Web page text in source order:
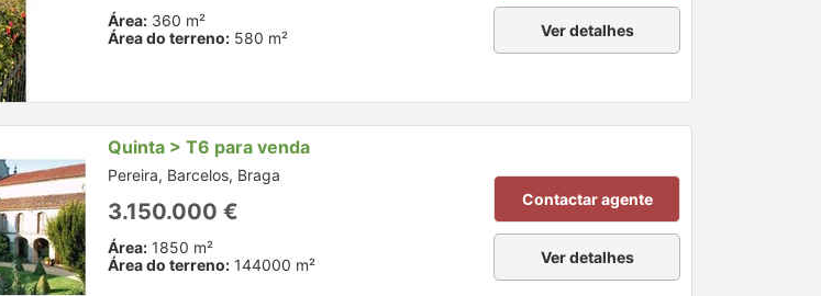
Área: 360 m²
Área do terreno: 580 m² Ver detalhes
Quinta > T6 para venda
Pereira, Barcelos, Braga
3.150.000 €
Área: 1850 m²
Área do terreno: 144000 m²
Contactar agente
Ver detalhes